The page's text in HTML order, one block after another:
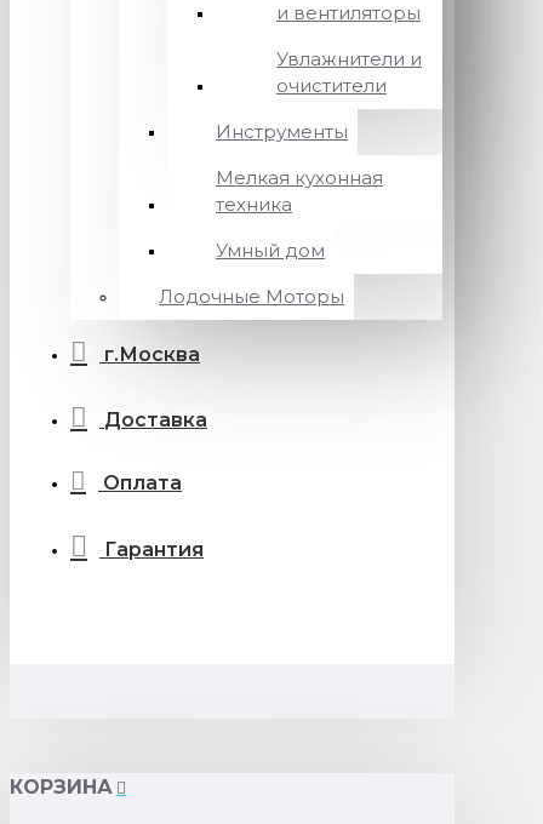
и вентиляторы
Увлажнители и
очистители
Инструменты
Мелкая кухонная
техника
Умный дом
Лодочные Моторы
г.Москва
Доставка
Оплата
Гарантия
КОРЗИНА